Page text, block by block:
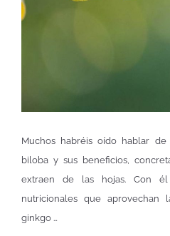
Muchos habréis oído hablar
biloba y sus beneficios,
extraen de las hojas. Con él
nutricionales que aprovechan
ginkgo …